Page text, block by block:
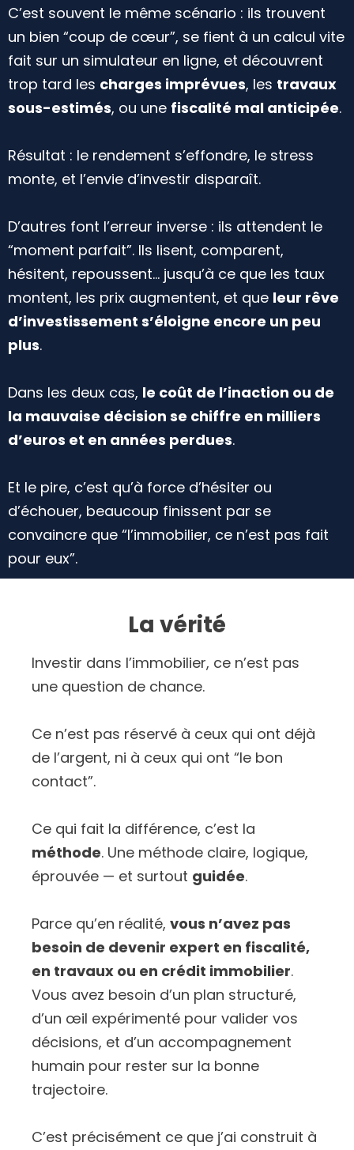
C’est souvent le même scénario : ils trouvent
un bien “coup de cœur”, se fient à un calcul vite
fait sur un simulateur en ligne, et découvrent
trop tard les charges imprévues, les travaux
sous-estimés, ou une fiscalité mal anticipée.
Résultat : le rendement s’effondre, le stress
monte, et l’envie d’investir disparaît.
D’autres font l’erreur inverse : ils attendent le
“moment parfait”. Ils lisent, comparent,
hésitent, repoussent… jusqu’à ce que les taux
montent, les prix augmentent, et que leur rêve
d’investissement s’éloigne encore un peu
plus.
Dans les deux cas, le coût de l’inaction ou de
la mauvaise décision se chiffre en milliers
d’euros et en années perdues.
Et le pire, c’est qu’à force d’hésiter ou
d’échouer, beaucoup finissent par se
convaincre que “l’immobilier, ce n’est pas fait
pour eux”.
La vérité
Investir dans l’immobilier, ce n’est pas
une question de chance.
Ce n’est pas réservé à ceux qui ont déjà
de l’argent, ni à ceux qui ont “le bon
contact”.
Ce qui fait la différence, c’est la
méthode. Une méthode claire, logique,
éprouvée — et surtout guidée.
Parce qu’en réalité, vous n’avez pas
besoin de devenir expert en fiscalité,
en travaux ou en crédit immobilier.
Vous avez besoin d’un plan structuré,
d’un œil expérimenté pour valider vos
décisions, et d’un accompagnement
humain pour rester sur la bonne
trajectoire.
C’est précisément ce que j’ai construit à